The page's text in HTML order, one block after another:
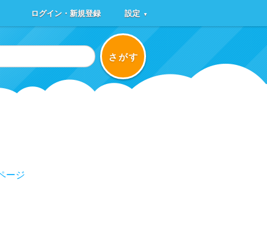
ログイン・新規登録 設定 ▼
さがす
ージ